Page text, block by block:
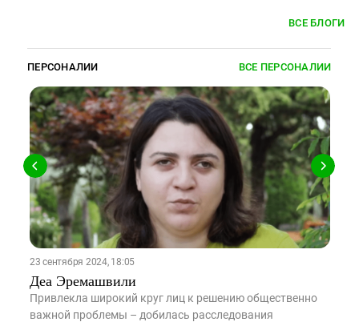
ВСЕ БЛОГИ
ПЕРСОНАЛИИ ВСЕ ПЕРСОНАЛИИ
23 сентября 2024, 18:05
Деа Эремашвили
Привлекла широкий круг лиц к решению общественно
важной проблемы – добилась расследования